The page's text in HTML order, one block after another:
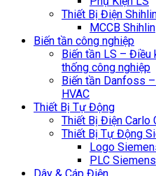
Thiết Bị Điện
MCCB Shihlin
Biến tần công nghiệp
Biến tần LS – Điều
thống công nghiệp
Biến tần Danfoss
HVAC
Thiết Bị Tự Động
Thiết Bị Điện Carlo
Thiết Bị Tự Động
Logo
PLC Siemens